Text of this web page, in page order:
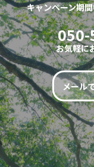
キャンペーン期
お気軽に
メール